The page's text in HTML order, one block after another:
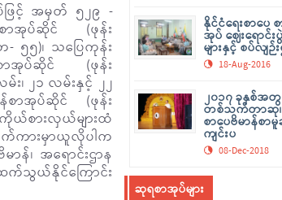
ဖြင့် အမှတ် ၅၂၉ -
ာအုပ်ဆိုင် (ဖုန်း
၅၅)၊ သပြေကုန်း
ာအုပ်ဆိုင် (ဖုန်း
း၊ ၂၁ လမ်းနှင့် ၂၂
န်စာအုပ်ဆိုင် (ဖုန်း
ကိုယ်စားလှယ်များထံ
ားမှာယူလိုပါက
န်၊ အရောင်းဌာန
က်သွယ်နိုင်ကြောင်း
နိုင်ငံရေးစာပေ
အုပ် ဈေးရောင်
များနှင့် စပ်လျ
18-Aug-2016
၂၀၁၇ ခုနှစ်အတွ
တစ်သက်တာဆု၊
စာပေဗိမာန်စာ
ကျင်းပ
08-Dec-2018
ဆုရစာအုပ်များ